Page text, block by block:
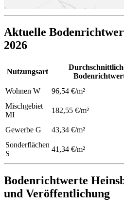
Aktuelle
2026
Nutzungsart
Wohnen W 96,54 €/m²
Mischgebiet
MI
182,55 €/m²
Gewerbe G 43,34 €/m²
Sonderflächen
S
41,34 €/m²
Bodenrichtwerte
und Veröffentlichung